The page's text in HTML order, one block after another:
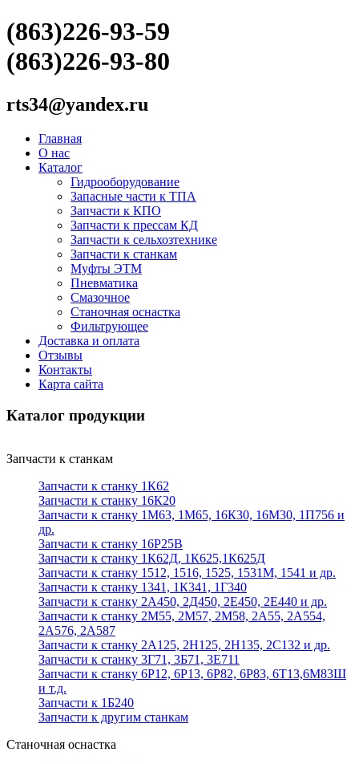
(863)226-93-59
(863)226-93-80
rts34@yandex.ru
Главная
О нас
Каталог
Гидрооборудование
Запасные части к ТПА
Запчасти к КПО
Запчасти к прессам КД
Запчасти к сельхозтехнике
Запчасти к станкам
Муфты ЭТМ
Пневматика
Смазочное
Станочная оснастка
Фильтрующее
Доставка и оплата
Отзывы
Контакты
Карта сайта
Каталог продукции
Запчасти к станкам
Запчасти к станку 1К62
Запчасти к станку 16К20
Запчасти к станку 1М63, 1М65, 16К30, 16М30, 1П756 и
др.
Запчасти к станку 16Р25В
Запчасти к станку 1К62Д, 1К625,1К625Д
Запчасти к станку 1512, 1516, 1525, 1531М, 1541 и др.
Запчасти к станку 1341, 1К341, 1Г340
Запчасти к станку 2А450, 2Д450, 2Е450, 2Е440 и др.
Запчасти к станку 2М55, 2М57, 2М58, 2А55, 2А554,
2А576, 2А587
Запчасти к станку 2А125, 2Н125, 2Н135, 2С132 и др.
Запчасти к станку 3Г71, 3Б71, 3Е711
Запчасти к станку 6Р12, 6Р13, 6Р82, 6Р83, 6Т13,6М83Ш
и т.д.
Запчасти к 1Б240
Запчасти к другим станкам
Станочная оснастка